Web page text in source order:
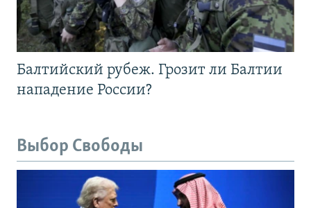
Балтийский рубеж. Грозит ли Балтии
нападение России?
Выбор Свободы